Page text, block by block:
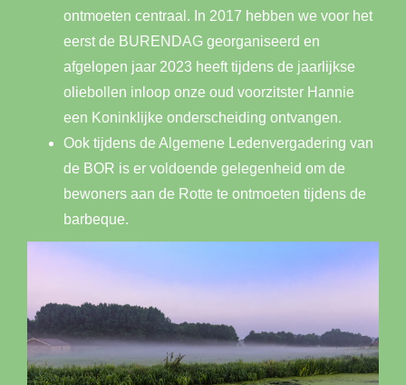
ontmoeten centraal. In 2017 hebben we voor het
eerst de BURENDAG georganiseerd en
afgelopen jaar 2023 heeft tijdens de jaarlijkse
oliebollen inloop onze oud voorzitster Hannie
een Koninklijke onderscheiding ontvangen.
Ook tijdens de Algemene Ledenvergadering van
de BOR is er voldoende gelegenheid om de
bewoners aan de Rotte te ontmoeten tijdens de
barbeque.